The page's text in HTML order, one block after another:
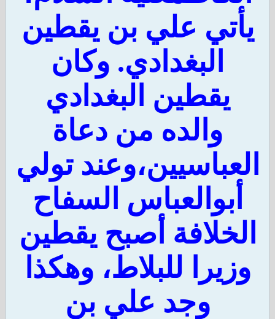
علي بن يقطين
البغدادي. وكان
يقطين البغدادي
والده من دعاة
تولي
أبوالعباس السفاح
أصبح يقطين
للبلاط، وهكذا
وجد علي بن